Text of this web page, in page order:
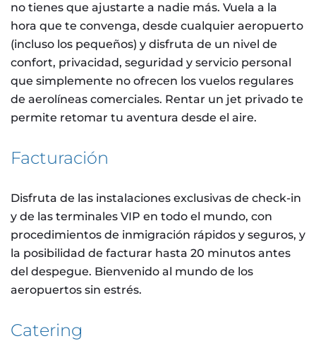
no tienes que ajustarte a nadie más. Vuela a la
hora que te convenga, desde cualquier aeropuerto
(incluso los pequeños) y disfruta de un nivel de
confort, privacidad, seguridad y servicio personal
que simplemente no ofrecen los vuelos regulares
de aerolíneas comerciales. Rentar un jet privado te
permite retomar tu aventura desde el aire.
Facturación
Disfruta de las instalaciones exclusivas de check-in
y de las terminales VIP en todo el mundo, con
procedimientos de inmigración rápidos y seguros, y
la posibilidad de facturar hasta 20 minutos antes
del despegue. Bienvenido al mundo de los
aeropuertos sin estrés.
Catering